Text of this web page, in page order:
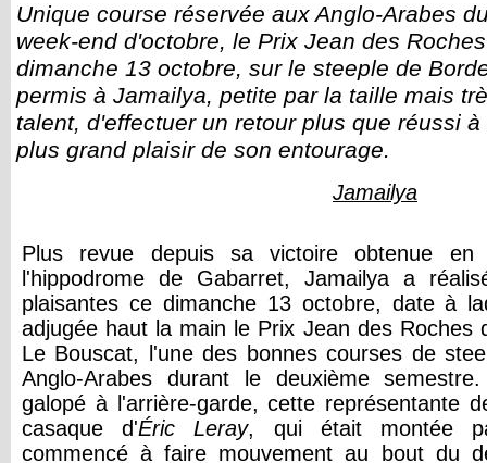
Unique course réservée aux Anglo-Arabes
week-end d'octobre, le Prix Jean des
dimanche 13 octobre, sur le steeple de
permis à Jamailya, petite par la taille mais
talent, d'effectuer un retour plus que réussi
plus grand plaisir de son entourage.
Jamailya
Plus revue depuis sa victoire obtenue
l'hippodrome de Gabarret, Jamailya a
plaisantes ce dimanche 13 octobre, date à
adjugée haut la main le Prix Jean des Roches
Le Bouscat, l'une des bonnes courses de
Anglo-Arabes durant le deuxième
galopé à l'arrière-garde, cette représentante
casaque d'Éric Leray, qui était montée
commencé à faire mouvement au bout du